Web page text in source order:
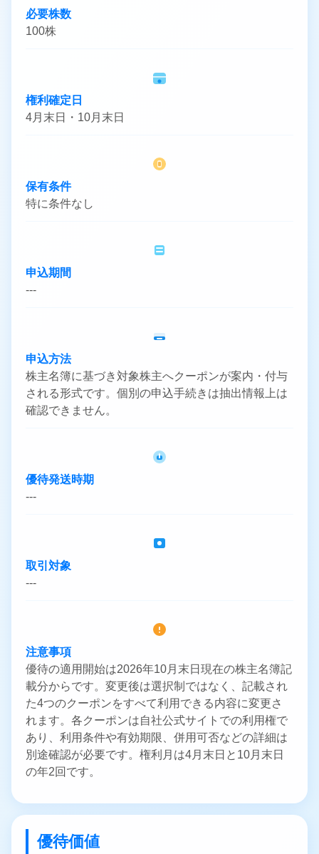
必要株数
100株
権利確定日
4月末日・10月末日
保有条件
特に条件なし
申込期間
---
申込方法
株主名簿に基づき対象株主へクーポンが案内・付与
される形式です。個別の申込手続きは抽出情報上は
確認できません。
優待発送時期
---
取引対象
---
注意事項
優待の適用開始は2026年10月末日現在の株主名簿記
載分からです。変更後は選択制ではなく、記載され
た4つのクーポンをすべて利用できる内容に変更さ
れます。各クーポンは自社公式サイトでの利用権で
あり、利用条件や有効期限、併用可否などの詳細は
別途確認が必要です。権利月は4月末日と10月末日
の年2回です。
優待価値